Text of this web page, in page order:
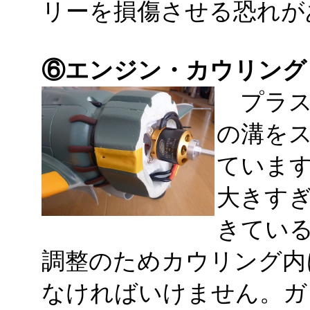
リーを損傷させる恐れ
⑥エンジン・カウリング
プラ
の溝を
ていま
大きす
きてい
調整のためカウリング
なければいけません。